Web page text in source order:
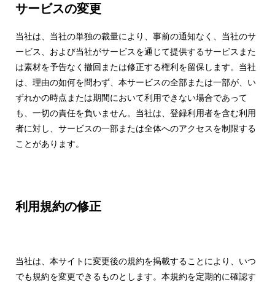
サービスの変更
当社は、当社の単独の裁量により、事前の通知なく、当社のサ
ービス、および当社がサービスを通じて提供するサービスまた
は素材を予告なく撤回または修正する権利を留保します。当社
は、理由の如何を問わず、本サービスの全部または一部が、い
ずれかの時点または期間において利用できない場合であって
も、一切の責任を負いません。当社は、登録利用者を含む利用
者に対し、サービスの一部または全体へのアクセスを制限する
ことがあります。
利用規約の修正
当社は、本サイトに変更後の規約を掲載することにより、いつ
でも規約を変更できるものとします。本規約を定期的に確認す